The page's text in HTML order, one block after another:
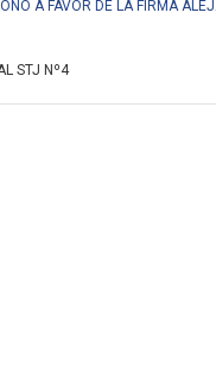
A FAVOR DE LA FIRMA
STJ Nº4